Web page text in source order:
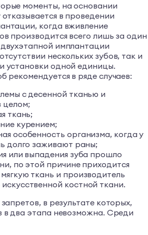
моменты, на основании
в проведении
когда вживление
производится всего лишь за один
имплантации
нескольких зубов, так и
установки одной единицы.
рекомендуется в ряде случаев:
с десенной тканью и
целом;
ткань;
курением;
особенность организма, когда у
долго заживают раны;
или выпадения зуба прошло
по этой причине приходится
ткань и производитель
костной ткани.
в результате которых,
в два этапа невозможна. Среди